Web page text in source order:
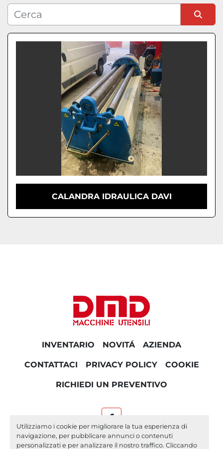
Utilizziamo i cookie per migliorare la tua esperienza di
navigazione, per pubblicare annunci o contenuti
personalizzati e per analizzare il nostro traffico. Cliccando
Condizione
Ordina per
CALANDRA IDRAULICA DAVI
INVENTARIO NOVITÁ AZIENDA
CONTATTACI PRIVACY POLICY COOKIE
RICHIEDI UN PREVENTIVO
facebook
Machinio Systemsito web diMachinio